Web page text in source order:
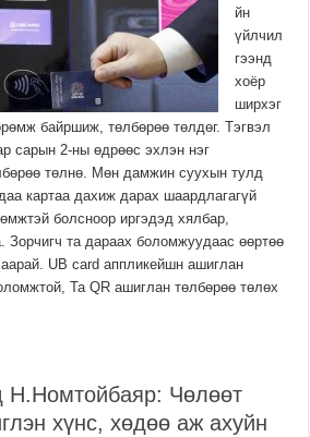
йн
үйлчил
гээнд
хоёр
ширхэг
байршиж, төлбөрөө төлдөг. Тэгвэл
сарын 2-ны өдрөөс эхлэн нэг
төлнө. Мөн дамжин суухын тулд
картаа дахиж дарах шаардлагагүй
болсноор иргэдэд хялбар,
Зорчигч та дараах боломжуудаас өөртөө
UB card аппликейшн ашиглан
Та QR ашиглан төлбөрөө төлөх
Н.Номтойбаяр: Чөлөөт
хүнс, хөдөө аж ахуйн